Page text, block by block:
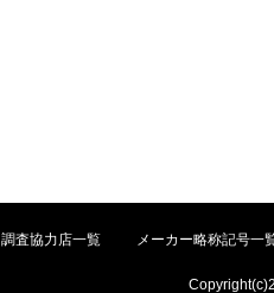
調査協力店一覧 メーカー略称記号一